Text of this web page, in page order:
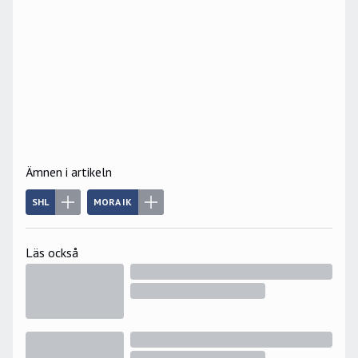
Ämnen i artikeln
SHL MORA IK
Läs också